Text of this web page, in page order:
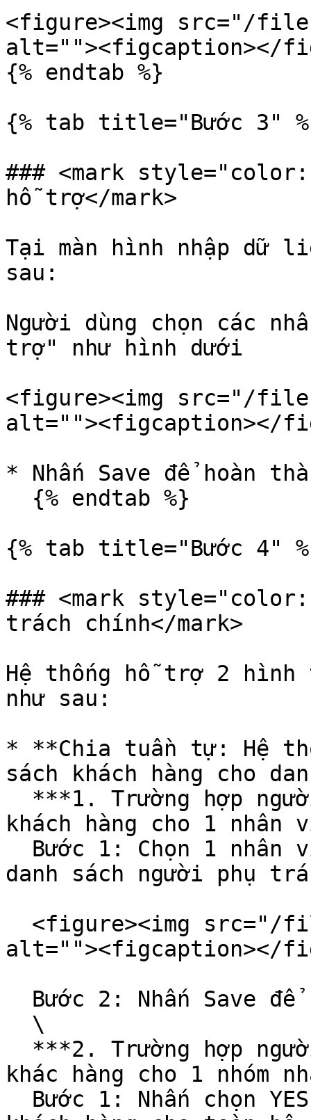
<figure><img src="/files/
alt=""><figcaption></
{% endtab %}
{% tab title="Bước 3"
### <mark
hỗ trợ</mark>
Tại màn hình nhập dữ
sau:
Người dùng chọn các
trợ" như hình dưới
<figure><img src="/files/
alt=""><figcaption></
* Nhấn Save để hoàn
{% tab title="Bước 4"
### <mark
trách chính</mark>
Hệ thống hỗ trợ 2 hình
như sau:
* **Chia tuần tự: Hệ
sách khách hàng cho
khách hàng cho 1
danh sách người phụ
alt=""><figcaption></
khác hàng cho 1 nhóm